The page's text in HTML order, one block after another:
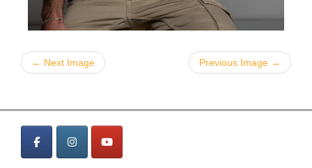
← Next Image Previous Image →